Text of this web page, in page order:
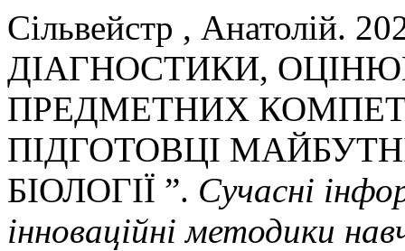
Сільвейстр , Анатолій.
ДІАГНОСТИКИ,
ПРЕДМЕТНИХ
ПІДГОТОВЦІ
БІОЛОГІЇ ”. Сучасні
інноваційні методики